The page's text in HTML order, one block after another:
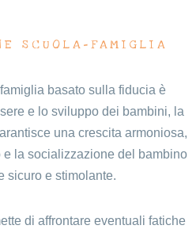
SCUOLA-FAMIGLIA
basato sulla fiducia è
e lo sviluppo dei bambini, la
una crescita armoniosa,
e la socializzazione del bambino
sicuro e stimolante.
di affrontare eventuali fatiche